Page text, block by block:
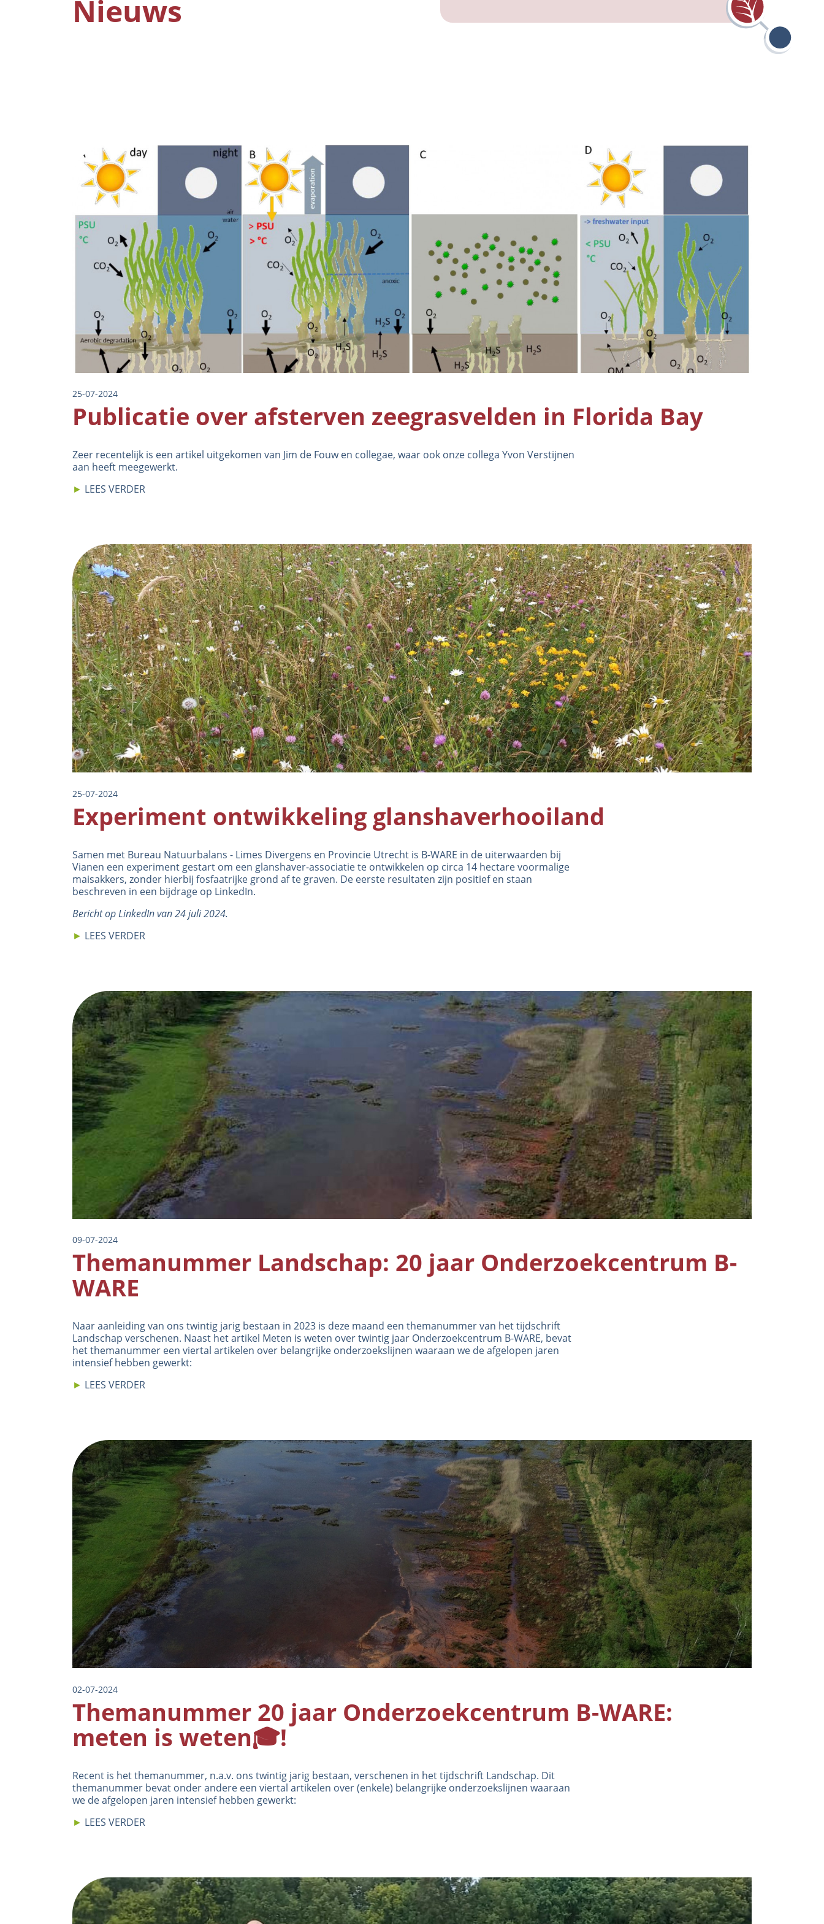
Nieuws
Image
25-07-2024
Publicatie over afsterven zeegrasvelden in Florida Bay
Zeer recentelijk is een artikel uitgekomen van Jim de Fouw en collegae, waar ook onze collega Yvon Verstijnen
aan heeft meegewerkt.
► LEES VERDER
Image
25-07-2024
Experiment ontwikkeling glanshaverhooiland
Samen met Bureau Natuurbalans - Limes Divergens en Provincie Utrecht is B-WARE in de uiterwaarden bij
Vianen een experiment gestart om een glanshaver-associatie te ontwikkelen op circa 14 hectare voormalige
maisakkers, zonder hierbij fosfaatrijke grond af te graven. De eerste resultaten zijn positief en staan
beschreven in een bijdrage op LinkedIn.
Bericht op LinkedIn van 24 juli 2024.
► LEES VERDER
Image
09-07-2024
Themanummer Landschap: 20 jaar Onderzoekcentrum B-
WARE
Naar aanleiding van ons twintig jarig bestaan in 2023 is deze maand een themanummer van het tijdschrift
Landschap verschenen. Naast het artikel Meten is weten over twintig jaar Onderzoekcentrum B-WARE, bevat
het themanummer een viertal artikelen over belangrijke onderzoekslijnen waaraan we de afgelopen jaren
intensief hebben gewerkt:
► LEES VERDER
Image
02-07-2024
Themanummer 20 jaar Onderzoekcentrum B-WARE:
meten is weten🎓!
Recent is het themanummer, n.a.v. ons twintig jarig bestaan, verschenen in het tijdschrift Landschap. Dit
themanummer bevat onder andere een viertal artikelen over (enkele) belangrijke onderzoekslijnen waaraan
we de afgelopen jaren intensief hebben gewerkt:
► LEES VERDER
Image